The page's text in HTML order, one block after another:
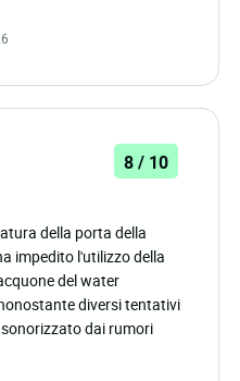
8 / 10
della porta della
impedito l'utilizzo della
del water
diversi tentativi
dai rumori